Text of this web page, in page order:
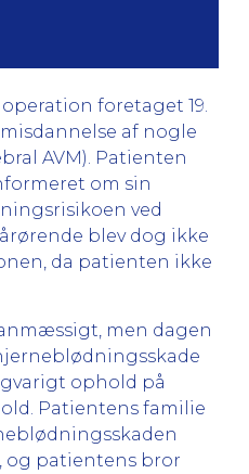
foretaget 19.
af nogle
AVM). Patienten
om sin
ved
blev dog ikke
da patienten ikke
men dagen
ophold på
Patientens familie
og patientens bror